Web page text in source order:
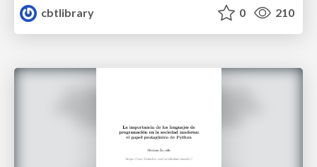
cbtlibrary 0 210